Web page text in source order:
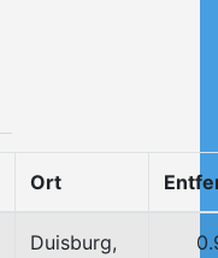
Ort
Duisburg,